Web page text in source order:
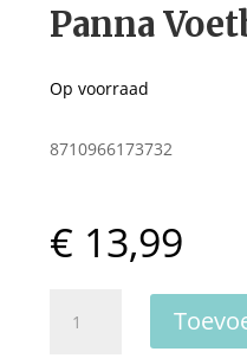
Panna
Op voorraad
8710966173732
€ 13,99
Voetbal